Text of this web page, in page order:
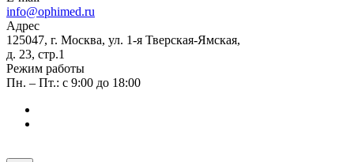
info@ophimed.ru
Адрес
125047, г. Москва, ул. 1-я Тверская-Ямская,
д. 23, стр.1
Режим работы
Пн. – Пт.: с 9:00 до 18:00